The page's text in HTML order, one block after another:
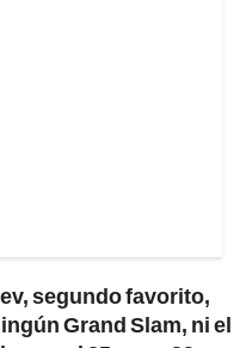
segundo favorito,
Grand Slam, ni el